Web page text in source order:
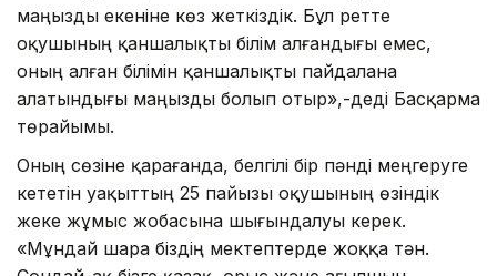
маңызды екеніне көз жеткіздік. Бұл ретте
оқушының қаншалықты білім алғандығы емес,
оның алған білімін қаншалықты пайдалана
алатындығы маңызды болып отыр»,-деді Басқарма
төрайымы.
Оның сөзіне қарағанда, белгілі бір пәнді меңгеруге
кететін уақыттың 25 пайызы оқушының өзіндік
жеке жұмыс жобасына шығындалуы керек.
«Мұндай шара біздің мектептерде жоққа тән.